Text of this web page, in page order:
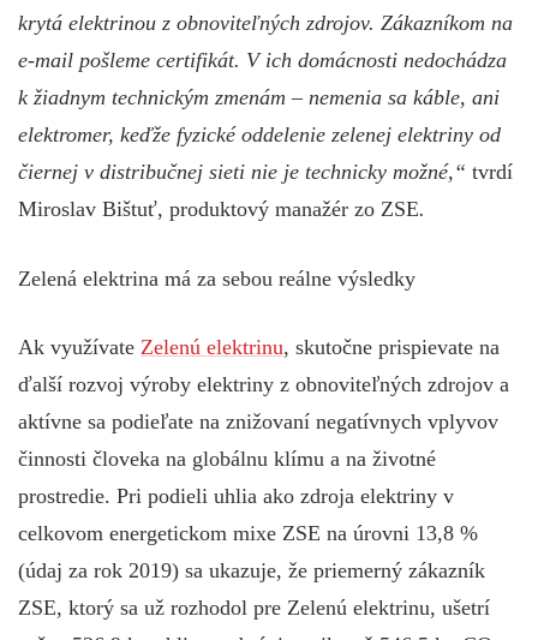
krytá elektrinou z obnoviteľných zdrojov. Zákazníkom na
e-mail pošleme certifikát. V ich domácnosti nedochádza
k žiadnym technickým zmenám – nemenia sa káble, ani
elektromer, keďže fyzické oddelenie zelenej elektriny od
čiernej v distribučnej sieti nie je technicky možné,“ tvrdí
Miroslav Bištuť, produktový manažér zo ZSE.
Zelená elektrina má za sebou reálne výsledky
Ak využívate Zelenú elektrinu, skutočne prispievate na
ďalší rozvoj výroby elektriny z obnoviteľných zdrojov a
aktívne sa podieľate na znižovaní negatívnych vplyvov
činnosti človeka na globálnu klímu a na životné
prostredie. Pri podieli uhlia ako zdroja elektriny v
celkovom energetickom mixe ZSE na úrovni 13,8 %
(údaj za rok 2019) sa ukazuje, že priemerný zákazník
ZSE, ktorý sa už rozhodol pre Zelenú elektrinu, ušetrí